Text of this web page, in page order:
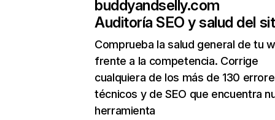
buddyandselly.com
Auditoría SEO y salud del
Comprueba la salud general de tu
frente a la competencia. Corrige
cualquiera de los más de 130
técnicos y de SEO que encuentra
herramienta